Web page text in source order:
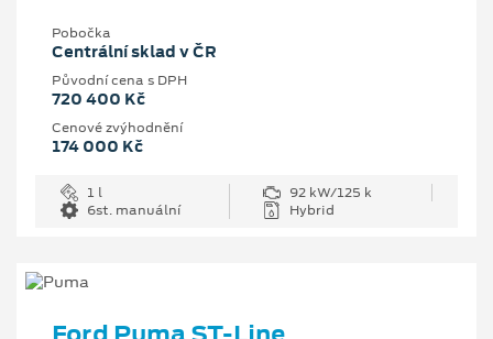
Pobočka
Centrální sklad v ČR
Původní cena s DPH
720 400 Kč
Cenové zvýhodnění
174 000 Kč
1 l
92 kW/125 k
6st. manuální
Hybrid